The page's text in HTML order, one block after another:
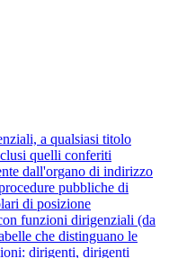
a qualsiasi titolo
quelli conferiti
dall'organo di indirizzo
pubbliche di
di posizione
funzioni dirigenziali (da
che distinguano le
dirigenti, dirigenti